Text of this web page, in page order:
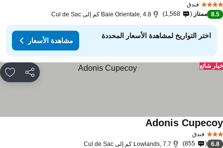
فندق
8.5 ممتاز 1,568 Baie Orientale, 4.8 كم إلى Cul de Sac
اختر التواريخ لمشاهدة الأسعار المحددة
مشاهدة الأسعار
مشاركة
شائع
فندق
Adonis
6.8
855 Lowlands, 7.7 كم إلى Cul de Sac